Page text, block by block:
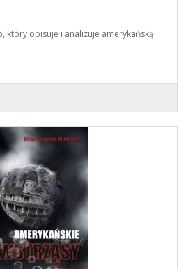
który opisuje i analizuje amerykańską